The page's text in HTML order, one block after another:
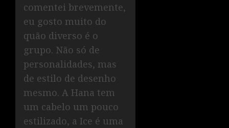
comentei brevemente,
eu gosto muito do
quão diverso é o
grupo. Não só de
personalidades, mas
de estilo de desenho
mesmo. A Hana tem
um cabelo um pouco
estilizado, a Ice é uma